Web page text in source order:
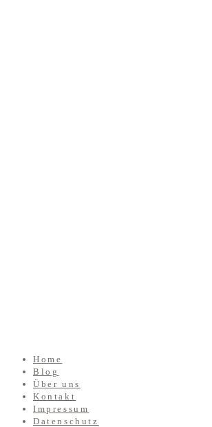
Home
Blog
Über uns
Kontakt
Impressum
Datenschutz